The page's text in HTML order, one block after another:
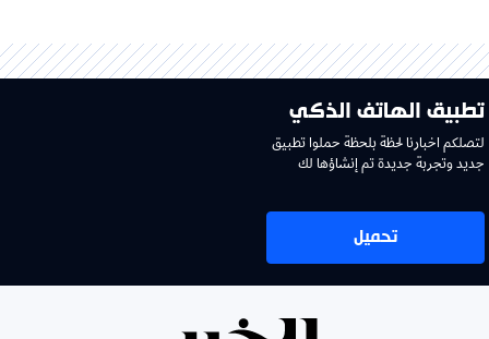
تطبيق الهاتف الذكي
لتصلكم اخبارنا لحظة بلحظة حملوا تطبيق
جديد وتجربة جديدة تم إنشاؤها لك
تحميل